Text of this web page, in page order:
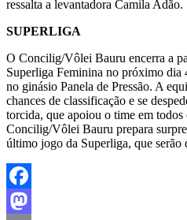
ressalta a levantadora Camila Adão.
SUPERLIGA
O Concilig/Vôlei Bauru encerra a
Superliga Feminina no próximo dia
no ginásio Panela de Pressão. A
chances de classificação e se
torcida, que apoiou o time em
Concilig/Vôlei Bauru prepara
último jogo da Superliga, que serão
Facebook